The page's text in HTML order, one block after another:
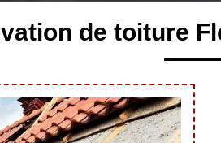
de toiture